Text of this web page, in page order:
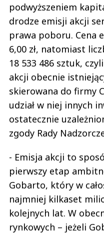
podwyższeniem
drodze emisji akcji
prawa poboru. Cena
6,00 zł, natomiast
18 533 486 sztuk,
akcji obecnie
skierowana do firmy
udział w niej innych
ostatecznie
zgody Rady
- Emisja akcji to
pierwszy etap
Gobarto, który w
najmniej kilkaset
kolejnych lat. W
rynkowych – jeżeli